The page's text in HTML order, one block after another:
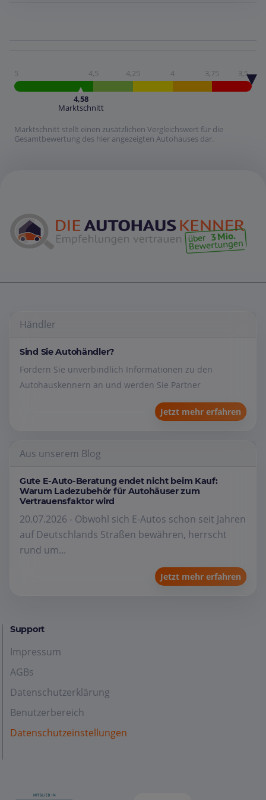
5 4,5 4,25 4 3,75 3,5
4,58
Marktschnitt
Marktschnitt stellt einen zusätzlichen Vergleichswert für die
Gesamtbewertung des hier angezeigten Autohauses dar.
Händler
Sind Sie Autohändler?
Fordern Sie unverbindlich Informationen zu den
Autohauskennern an und werden Sie Partner
Jetzt mehr erfahren
Aus unserem Blog
Gute E-Auto-Beratung endet nicht beim Kauf:
Warum Ladezubehör für Autohäuser zum
Vertrauensfaktor wird
20.07.2026 - Obwohl sich E-Autos schon seit Jahren
auf Deutschlands Straßen bewähren, herrscht
rund um...
Jetzt mehr erfahren
Support
Impressum
AGBs
Datenschutzerklärung
Benutzerbereich
Datenschutzeinstellungen